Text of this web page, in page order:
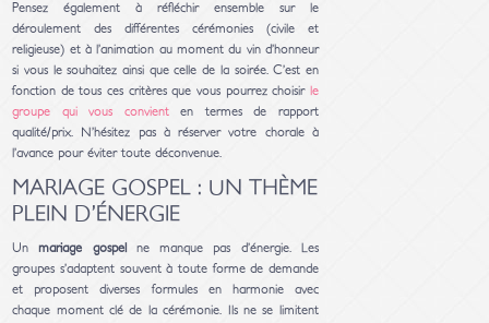
Pensez également à réfléchir ensemble sur le
déroulement des différentes cérémonies (civile et
religieuse) et à l’animation au moment du vin d’honneur
si vous le souhaitez ainsi que celle de la soirée. C’est en
fonction de tous ces critères que vous pourrez choisir le
groupe qui vous convienten termes de rapport
qualité/prix. N’hésitez pas à réserver votre chorale à
l’avance pour éviter toute déconvenue.
MARIAGE GOSPEL : UN THÈME
PLEIN D’ÉNERGIE
Unmariage gospelne manque pas d’énergie. Les
groupes s’adaptent souvent à toute forme de demande
et proposent diverses formules en harmonie avec
chaque moment clé de la cérémonie. Ils ne se limitent